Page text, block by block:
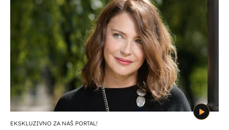
EKSKLUZIVNO ZA NAŠ PORTAL!